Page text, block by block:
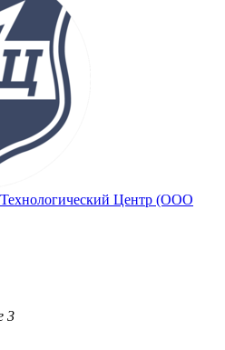
Центр (ООО
3